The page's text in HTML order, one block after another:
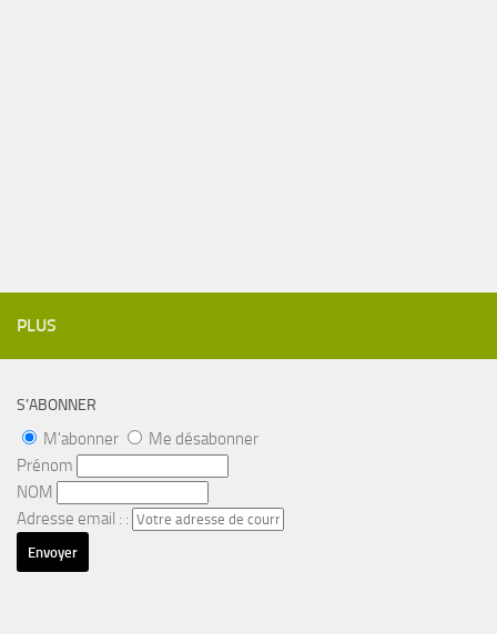
PLUS
S’ABONNER
M'abonner
Me désabonner
Prénom
NOM
Adresse email : :